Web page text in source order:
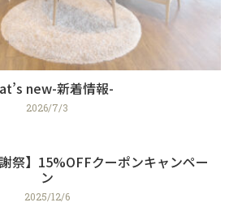
new-新着情報-
2026/7/3
祭】15%OFFクーポンキャンペー
ン
2025/12/6